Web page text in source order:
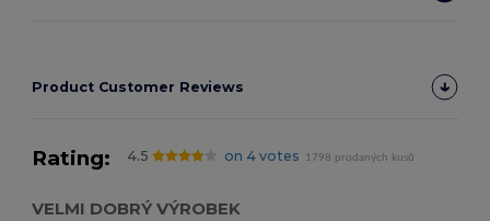
Product Customer Reviews
Rating: 4.5 on 4 votes 1798 prodaných kusů
VELMI DOBRÝ VÝROBEK